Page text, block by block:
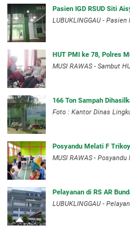
Pasien IGD RSUD Siti
LUBUKLINGGAU - Pasien
HUT PMI ke 78, Polres
MUSI RAWAS - Sambut
166 Ton Sampah
Foto : Kantor Dinas
Posyandu Melati F
MUSI RAWAS -
Pelayanan di RS AR
LUBUKLINGGAU -